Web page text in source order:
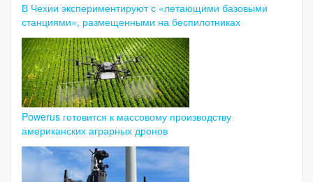
В Чехии экспериментируют с «летающими базовыми
станциями», размещенными на беспилотниках
Powerus готовится к массовому производству
американских аграрных дронов